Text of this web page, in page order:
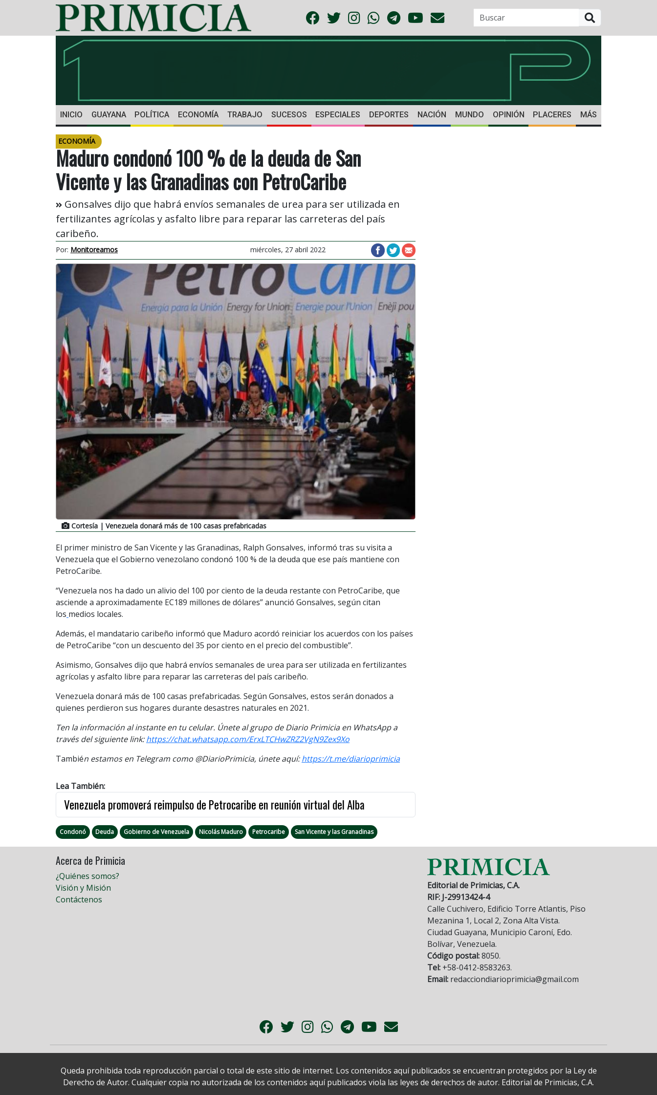
INICIO GUAYANA POLÍTICA ECONOMÍA TRABAJO SUCESOS ESPECIALES DEPORTES NACIÓN MUNDO OPINIÓN PLACERES MÁS
ECONOMÍA
Maduro condonó 100 % de la deuda de San
Vicente y las Granadinas con PetroCaribe
Gonsalves dijo que habrá envíos semanales de urea para ser utilizada en
fertilizantes agrícolas y asfalto libre para reparar las carreteras del país
caribeño.
Por: Monitoreamos miércoles, 27 abril 2022
Cortesía | Venezuela donará más de 100 casas prefabricadas
El primer ministro de San Vicente y las Granadinas, Ralph Gonsalves, informó tras su visita a
Venezuela que el Gobierno venezolano condonó 100 % de la deuda que ese país mantiene con
PetroCaribe.
“Venezuela nos ha dado un alivio del 100 por ciento de la deuda restante con PetroCaribe, que
asciende a aproximadamente EC189 millones de dólares” anunció Gonsalves, según citan
los medios locales.
Además, el mandatario caribeño informó que Maduro acordó reiniciar los acuerdos con los países
de PetroCaribe “con un descuento del 35 por ciento en el precio del combustible”.
Asimismo, Gonsalves dijo que habrá envíos semanales de urea para ser utilizada en fertilizantes
agrícolas y asfalto libre para reparar las carreteras del país caribeño.
Venezuela donará más de 100 casas prefabricadas. Según Gonsalves, estos serán donados a
quienes perdieron sus hogares durante desastres naturales en 2021.
Ten la información al instante en tu celular. Únete al grupo de Diario Primicia en WhatsApp a
través del siguiente link:https://chat.whatsapp.com/ErxLTCHwZRZ2VgN9Zex9Xo
También estamos en Telegram como @DiarioPrimicia, únete aquí:https://t.me/diarioprimicia
Lea También:
Venezuela promoverá reimpulso de Petrocaribe en reunión virtual del Alba
Condonó Deuda Gobierno de Venezuela Nicolás Maduro Petrocaribe San Vicente y las Granadinas
Acerca de Primicia
¿Quiénes somos?
Visión y Misión
Contáctenos
Editorial de Primicias, C.A.
RIF: J-29913424-4
Calle Cuchivero, Edificio Torre Atlantis, Piso
Mezanina 1, Local 2, Zona Alta Vista.
Ciudad Guayana, Municipio Caroní, Edo.
Bolívar, Venezuela.
Código postal:8050.
Tel: +58-0412-8583263.
Email: redacciondiarioprimicia@gmail.com
Queda prohibida toda reproducción parcial o total de este sitio de internet. Los contenidos aquí publicados se encuentran protegidos por la Ley de
Derecho de Autor. Cualquier copia no autorizada de los contenidos aquí publicados viola las leyes de derechos de autor. Editorial de Primicias, C.A.